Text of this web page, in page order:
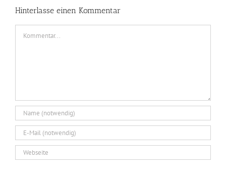
Hinterlasse einen Kommentar